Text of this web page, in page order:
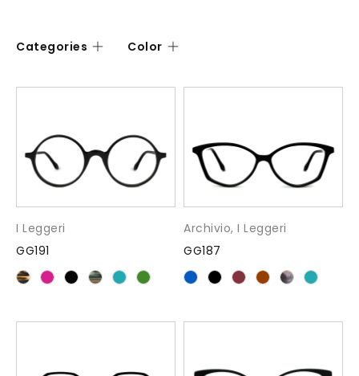
Categories Color
I Leggeri
GG191
Archivio, I Leggeri
GG187